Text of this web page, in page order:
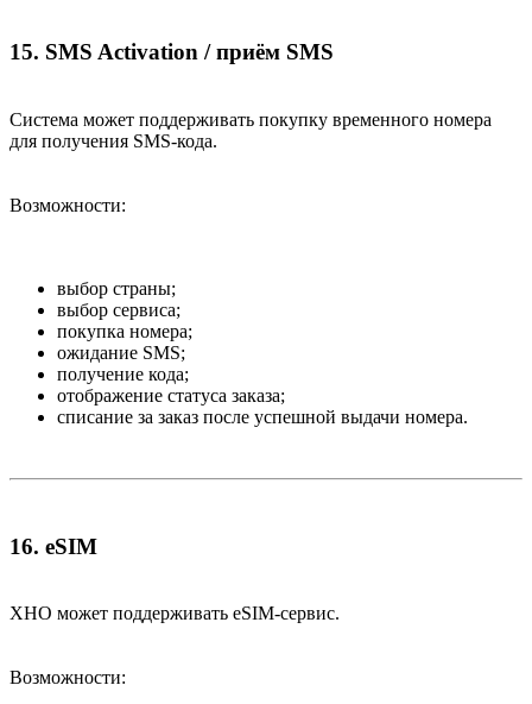
15. SMS Activation / приём SMS​
Система может поддерживать покупку временного номера
для получения SMS-кода.
Возможности:
выбор страны;
выбор сервиса;
покупка номера;
ожидание SMS;
получение кода;
отображение статуса заказа;
списание за заказ после успешной выдачи номера.
16. eSIM​
XHO может поддерживать eSIM-сервис.
Возможности: